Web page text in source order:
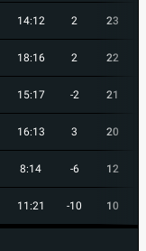
14:12 2 23
18:16 2 22
15:17 -2 21
16:13 3 20
8:14 -6 12
11:21 -10 10